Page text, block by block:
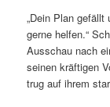
„Dein Plan gefällt
gerne helfen.“
Ausschau nach
seinen kräftigen
trug auf ihrem